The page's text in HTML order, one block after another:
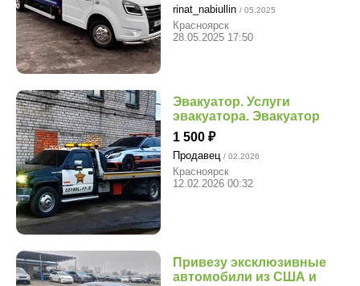
rinat_nabiullin / 05.2025
Красноярск
28.05.2025 17:50
Эвакуатор. Услуги
эвакуатора. Эвакуатор
1 500
Продавец / 02.2026
Красноярск
12.02.2026 00:32
Привезу эксклюзивные
автомобили из США и